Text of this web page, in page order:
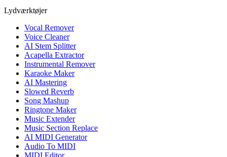
Lydværktøjer
Vocal Remover
Voice Cleaner
AI Stem Splitter
Acapella Extractor
Instrumental Remover
Karaoke Maker
AI Mastering
Slowed Reverb
Song Mashup
Ringtone Maker
Music Extender
Music Section Replace
AI MIDI Generator
Audio To MIDI
MIDI Editor